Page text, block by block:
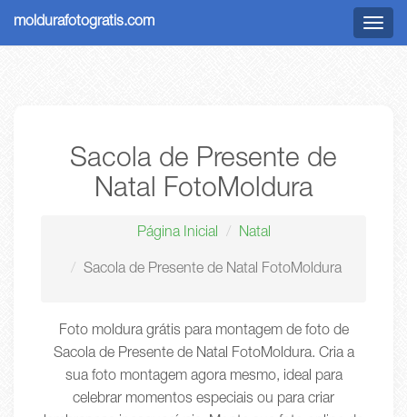
Menu
moldurafotogratis.com
Sacola de Presente de
Natal FotoMoldura
Página Inicial Natal
Sacola de Presente de Natal FotoMoldura
Foto moldura grátis para montagem de foto de
Sacola de Presente de Natal FotoMoldura. Cria a
sua foto montagem agora mesmo, ideal para
celebrar momentos especiais ou para criar